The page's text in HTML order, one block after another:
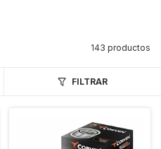
143 productos
FILTRAR